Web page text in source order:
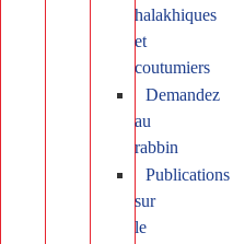
halakhiques
et
coutumiers
Demandez
au
rabbin
Publications
sur
le